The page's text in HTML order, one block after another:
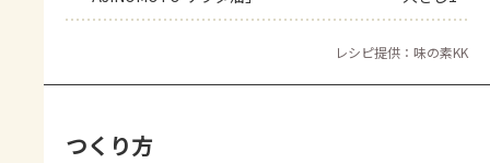
レシピ提供：味の素KK
つくり方